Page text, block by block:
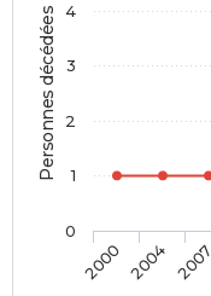
Personnes décédées
2000 2004 2007
0
1
2
3
4